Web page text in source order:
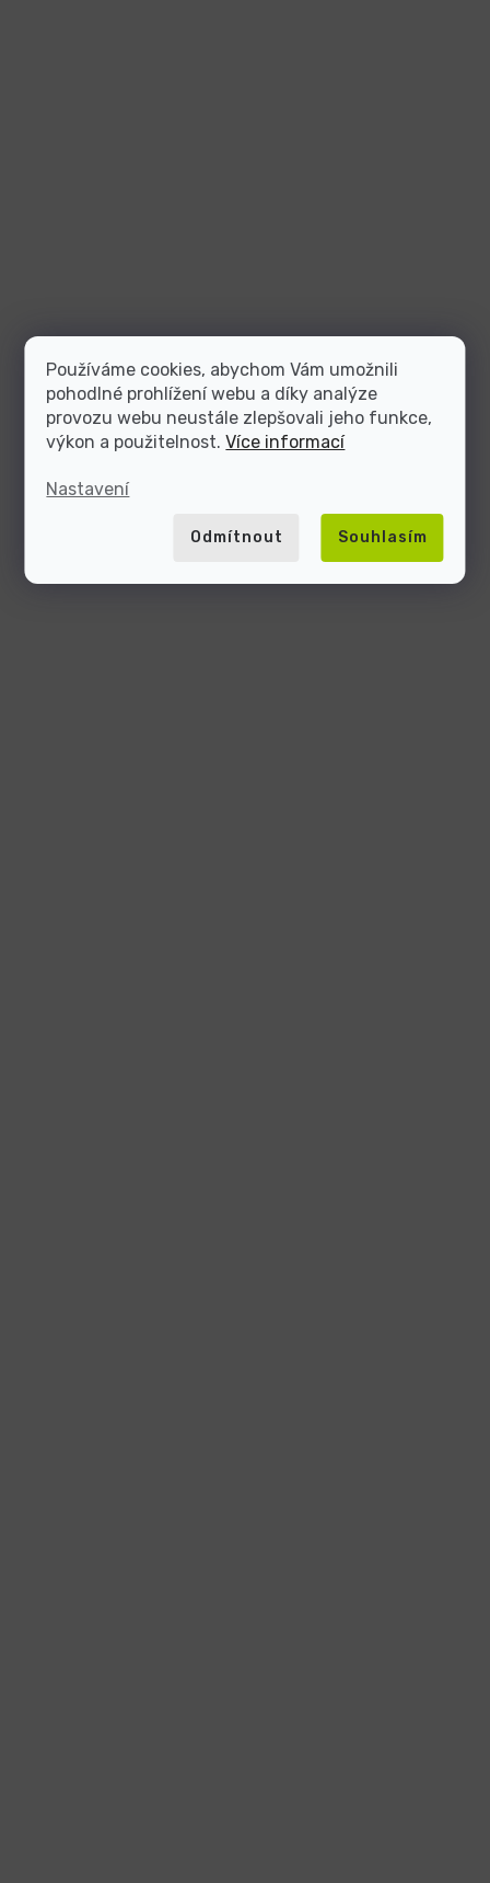
Používáme cookies, abychom Vám umožnili
pohodlné prohlížení webu a díky analýze
provozu webu neustále zlepšovali jeho funkce,
výkon a použitelnost.Více informací
Nastavení
Odmítnout Souhlasím